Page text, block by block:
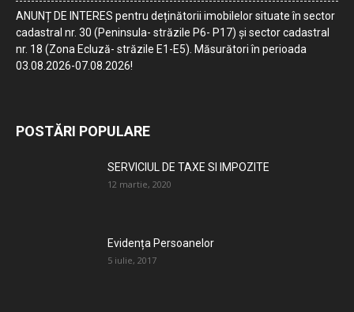
ANUNȚ DE INTERES pentru deținătorii imobilelor situate în sector
cadastral nr. 30 (Peninsula- străzile P6- P17) și sector cadastral
nr. 18 (Zona Ecluză- străzile E1-E5). Măsurători în perioada
03.08.2026-07.08.2026!
POSTĂRI POPULARE
SERVICIUL DE TAXE SI IMPOZITE
12 martie, 2020
Evidența Persoanelor
5 iulie, 2017